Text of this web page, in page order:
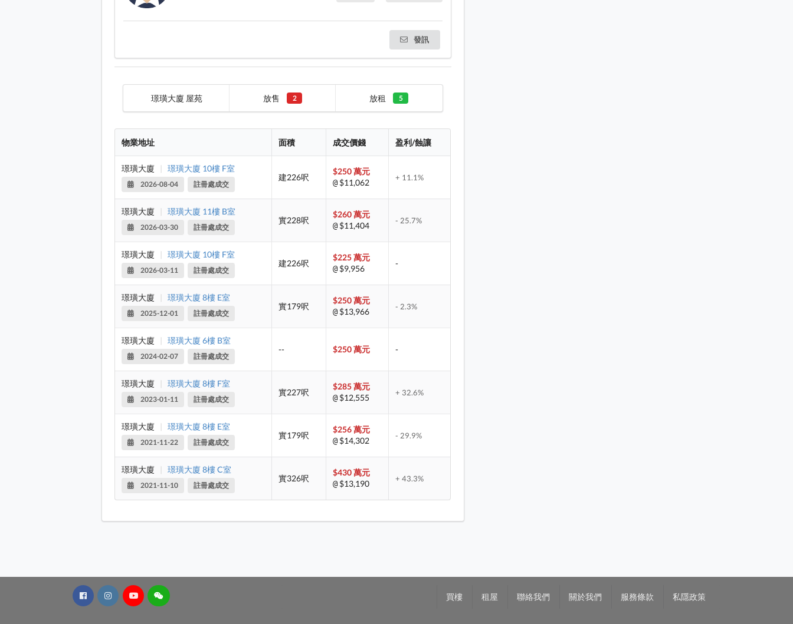
發訊
璟璜大廈 屋苑 放售 2 放租 5
物業地址 面積 成交價錢 盈利/蝕讓
璟璜大廈 | 璟璜大廈 10樓 F室
2026-08-04 註冊處成交
建226呎
$250 萬元
@ $11,062 + 11.1%
璟璜大廈 | 璟璜大廈 11樓 B室
2026-03-30 註冊處成交
實228呎
$260 萬元
@ $11,404 - 25.7%
璟璜大廈 | 璟璜大廈 10樓 F室
2026-03-11 註冊處成交
建226呎
$225 萬元
@ $9,956
-
璟璜大廈 | 璟璜大廈 8樓 E室
2025-12-01 註冊處成交
實179呎
$250 萬元
@ $13,966 - 2.3%
璟璜大廈 | 璟璜大廈 6樓 B室
2024-02-07 註冊處成交
-- $250 萬元 -
璟璜大廈 | 璟璜大廈 8樓 F室
2023-01-11 註冊處成交
實227呎
$285 萬元
@ $12,555 + 32.6%
璟璜大廈 | 璟璜大廈 8樓 E室
2021-11-22 註冊處成交
實179呎
$256 萬元
@ $14,302 - 29.9%
璟璜大廈 | 璟璜大廈 8樓 C室
2021-11-10 註冊處成交
實326呎
$430 萬元
@ $13,190 + 43.3%
買樓 租屋 聯絡我們 關於我們 服務條款 私隱政策